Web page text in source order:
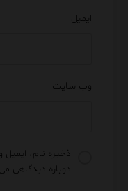
ایمیل
وب‌ سایت
ذخیره نام،
دوباره دیدگاهی